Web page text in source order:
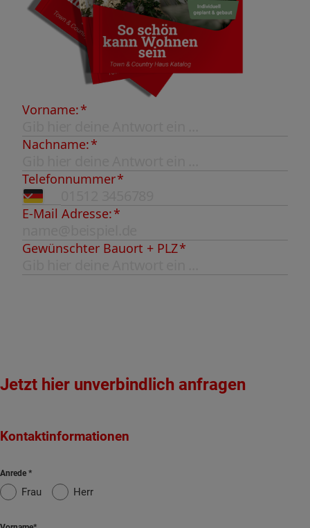
Jetzt hier unverbindlich anfragen
Kontaktinformationen
Anrede
Frau Herr